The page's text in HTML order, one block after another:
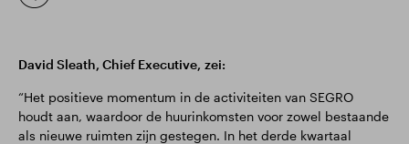
David Sleath, Chief Executive, zei:
“Het positieve momentum in de activiteiten van SEGRO
houdt aan, waardoor de huurinkomsten voor zowel bestaande
als nieuwe ruimten zijn gestegen. In het derde kwartaal